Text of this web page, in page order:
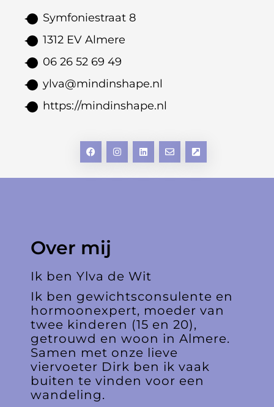
Symfoniestraat 8
1312 EV Almere
06 26 52 69 49
ylva@mindinshape.nl
https://mindinshape.nl
Over mij
Ik ben Ylva de Wit
Ik ben gewichtsconsulente en
hormoonexpert, moeder van
twee kinderen (15 en 20),
getrouwd en woon in Almere.
Samen met onze lieve
viervoeter Dirk ben ik vaak
buiten te vinden voor een
wandeling.